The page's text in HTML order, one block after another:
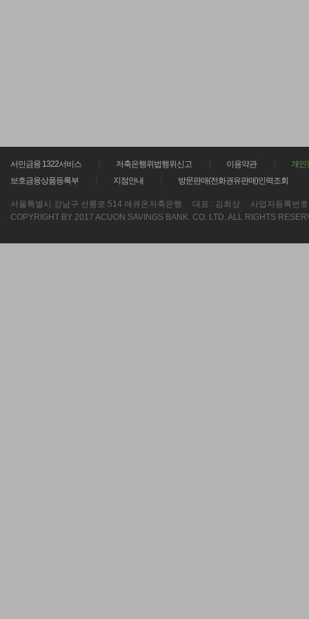
서민금융 1322서비스 저축은행위법행위신고 이용약관
개인
보호금융상품등록부
지점안내 방문판매(전화권유판매)인력조회
서울특별시 강남구 선릉로 514 애큐온저축은행 대표 : 김희상 사업자등록번
COPYRIGHT BY 2017 ACUON SAVINGS BANK. CO. LTD. ALL RIGHTS